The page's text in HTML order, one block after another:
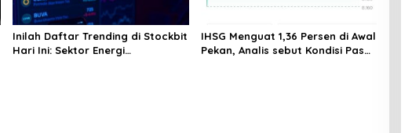
Inilah Daftar Trending di Stockbit
Hari Ini: Sektor Energi
IHSG Menguat 1,36 Persen di Awal
Pekan, Analis sebut Kondisi Pasar